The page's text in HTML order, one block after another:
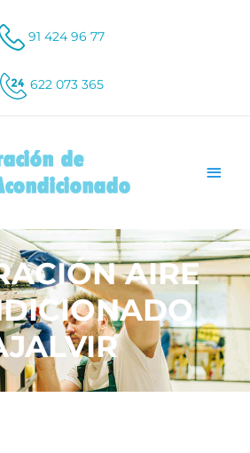
91 424 96 77
622 073 365
AIRE